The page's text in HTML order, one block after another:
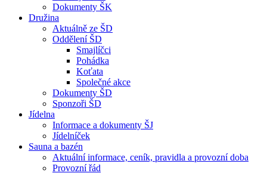
Dokumenty ŠK
Družina
Aktuálně ze ŠD
Oddělení ŠD
Smajlíčci
Pohádka
Koťata
Společné akce
Dokumenty ŠD
Sponzoři ŠD
Jídelna
Informace a dokumenty ŠJ
Jídelníček
Sauna a bazén
Aktuální informace, ceník, pravidla a provozní doba
Provozní řád